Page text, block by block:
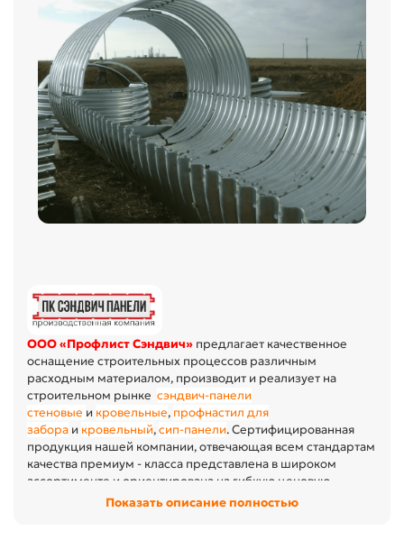
ООО«ПрофлистСэндвич» предлагает качественное
оснащение строительных процессов различным
расходным материалом, производит и реализует на
строительном рынке сэндвич-панели
стеновые и кровельные, профнастил для
забора и кровельный,сип-панели. Сертифицированная
продукция нашей компании, отвечающая всем стандартам
качества премиум - класса представлена в широком
ассортименте и ориентирована на гибкую ценовую
политику в отношении своего потребителя, является
Показать описание полностью
Показать описание полностью